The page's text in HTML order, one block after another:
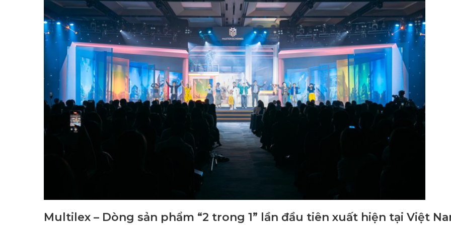
Multilex – Dòng sản phẩm “2 trong 1” lần đầu tiên xuất hiện tại Việt